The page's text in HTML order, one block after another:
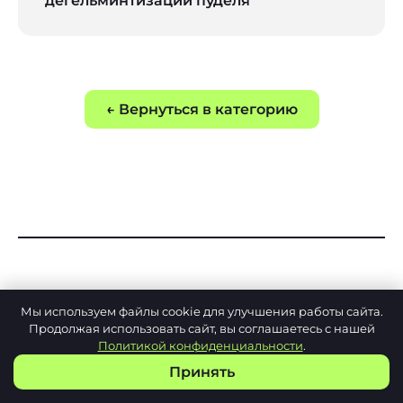
← Вернуться в категорию
Вас может
заинтересовать
Мы используем файлы cookie для улучшения работы сайта.
Продолжая использовать сайт, вы соглашаетесь с нашей
Политикой конфиденциальности.
Принять